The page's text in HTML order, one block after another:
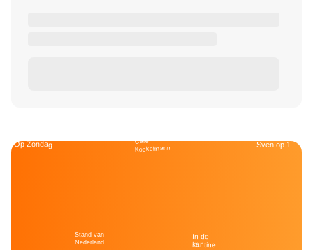
Op Zondag
Stand van
Nederland
Café
Kockelmann
In de
kantine
Sven op 1